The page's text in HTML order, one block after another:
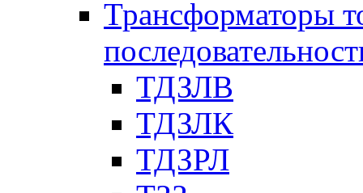
Трансформаторы
ТДЗЛВ
ТДЗЛК
ТДЗРЛ